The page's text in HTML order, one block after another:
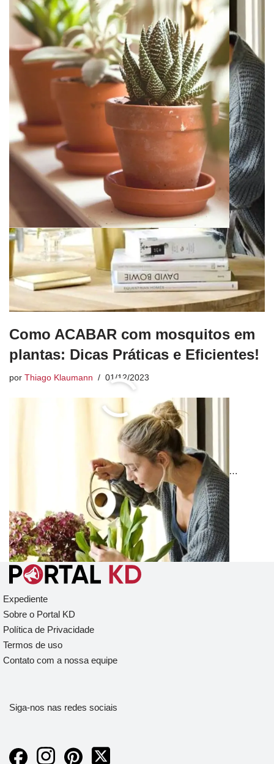
Como ACABAR com mosquitos em
plantas: Dicas Práticas e Eficientes!
por Thiago Klaumann 01/12/2023
1 2 3 4 …
Próximo »
Expediente
Sobre o Portal KD
Política de Privacidade
Termos de uso
Contato com a nossa equipe
Siga-nos nas redes sociais